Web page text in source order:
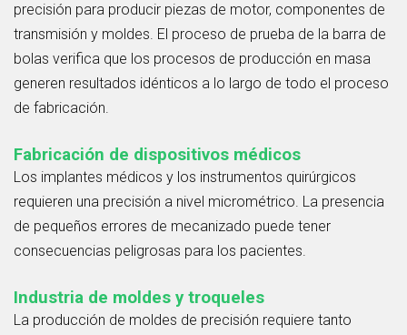
precisión para producir piezas de motor, componentes de
transmisión y moldes. El proceso de prueba de la barra de
bolas verifica que los procesos de producción en masa
generen resultados idénticos a lo largo de todo el proceso
de fabricación.
Fabricación de dispositivos médicos
Los implantes médicos y los instrumentos quirúrgicos
requieren una precisión a nivel micrométrico. La presencia
de pequeños errores de mecanizado puede tener
consecuencias peligrosas para los pacientes.
Industria de moldes y troqueles
La producción de moldes de precisión requiere tanto